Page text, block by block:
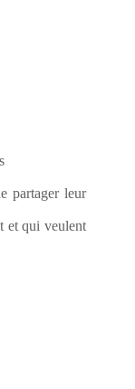
partager leur
et qui veulent